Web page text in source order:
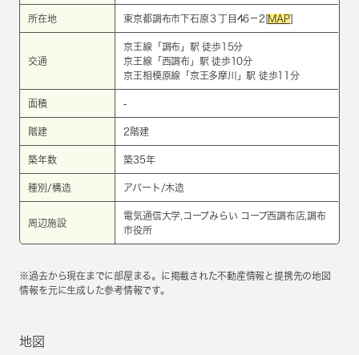
所在地 東京都調布市下石原３丁目46－2[ MAP]
交通
京王線 「 調布 」駅 徒歩15分
京王線 「 西調布」駅 徒歩10分
京王相模原線 「 京王多摩川 」駅 徒歩11分
面積 -
階建 2階建
築年数 築35年
種別/構造 アパート/木造
周辺施設
電気通信大学,コープみらい コープ西調布店,調布
市役所
※過去から現在までに部屋まる。に掲載された不動産情報と提携先の地図
情報を元に生成した参考情報です。
地図